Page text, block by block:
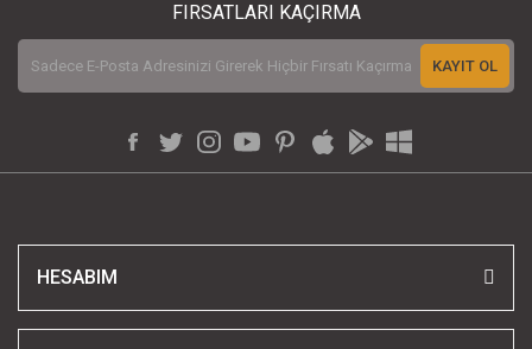
FIRSATLARI KAÇIRMA
KAYIT OL
HESABIM